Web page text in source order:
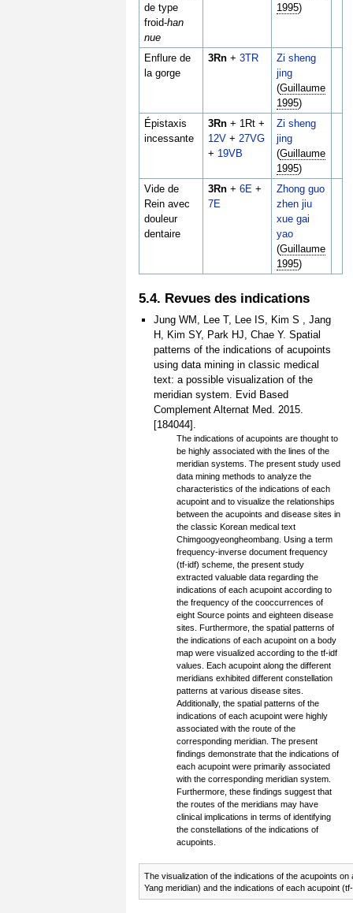
de type
froid-han
nue
1995)
Enflure de
la gorge
3Rn +3TR
Zi sheng
jing
(Guillaume
1995)
Épistaxis
incessante
3Rn + 1Rt +
12V + 27VG
+ 19VB
Zi sheng
jing
(Guillaume
1995)
Vide de
Rein avec
douleur
dentaire
3Rn +6E +
7E
Zhong guo
zhen jiu
xue gai
yao
(Guillaume
1995)
5.4. Revues des indications
Jung WM, Lee T, Lee IS, Kim S , Jang
H, Kim SY, Park HJ, Chae Y. Spatial
patterns of the indications of acupoints
using data mining in classic medical
text: a possible visualization of the
meridian system. Evid Based
Complement Alternat Med. 2015.
[184044].
The indications of acupoints are thought to
be highly associated with the lines of the
meridian systems. The present study used
data mining methods to analyze the
characteristics of the indications of each
acupoint and to visualize the relationships
between the acupoints and disease sites in
the classic Korean medical text
Chimgoogyeongheombang. Using a term
frequency-inverse document frequency
(tf-idf) scheme, the present study
extracted valuable data regarding the
indications of each acupoint according to
the frequency of the cooccurrences of
eight Source points and eighteen disease
sites. Furthermore, the spatial patterns of
the indications of each acupoint on a body
map were visualized according to the tf-idf
values. Each acupoint along the different
meridians exhibited different constellation
patterns at various disease sites.
Additionally, the spatial patterns of the
indications of each acupoint were highly
associated with the route of the
corresponding meridian. The present
findings demonstrate that the indications of
each acupoint were primarily associated
with the corresponding meridian system.
Furthermore, these findings suggest that
the routes of the meridians may have
clinical implications in terms of identifying
the constellations of the indications of
acupoints.
The visualization of the indications of the acupoints
Yang meridian) and the indications of each acupoint